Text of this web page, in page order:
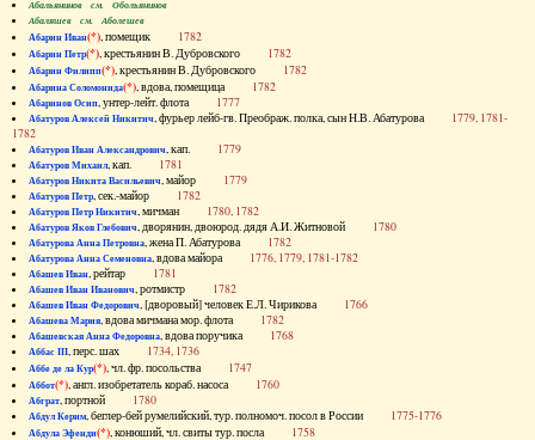
Абальянинов см. Обольянинов
Абаляшев см. Аболешев
Абарин Иван(*), помещик 1782
Абарин Петр(*), крестьянин В. Дубровского 1782
Абарин Филипп(*), крестьянин В. Дубровского 1782
Абарина Соломонида(*), вдова, помещица 1782
Абаринов Осип, унтер-лейт. флота 1777
Абатуров Алексей Никитич, фурьер лейб-гв. Преображ. полка, сын Н.В. Абатурова 1779, 1781-
1782
Абатуров Иван Александрович, кап. 1779
Абатуров Михаил, кап. 1781
Абатуров Никита Васильевич, майор 1779
Абатуров Петр, сек.-майор 1782
Абатуров Петр Никитич, мичман 1780, 1782
Абатуров Яков Глебович, дворянин, двоюрод. дядя А.И. Житновой 1780
Абатурова Анна Петровна, жена П. Абатурова 1782
Абатурова Анна Семеновна, вдова майора 1776, 1779, 1781-1782
Абашев Иван, рейтар 1781
Абашев Иван Иванович, ротмистр 1782
Абашев Иван Федорович, [дворовый] человек Е.Л. Чирикова 1766
Абашева Мария, вдова мичмана мор. флота 1782
Абашевская Анна Федоровна, вдова поручика 1768
Аббас III, перс. шах 1734, 1736
Аббе де ла Кур(*), чл. фр. посольства 1747
Аббот(*), англ. изобретатель кораб. насоса 1760
Абграт, портной 1780
Абдул Керим, беглер-бей румелийский, тур. полномоч. посол в России 1775-1776
Абдула Эфенди(*), конюший, чл. свиты тур. посла 1758